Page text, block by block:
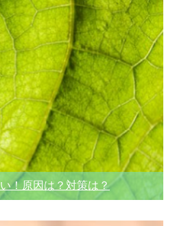
！原因は？対策は？